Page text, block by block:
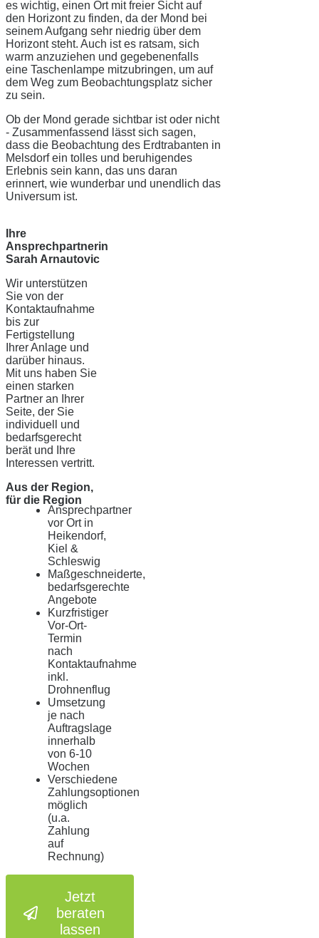
es wichtig, einen Ort mit freier Sicht auf
den Horizont zu finden, da der Mond bei
seinem Aufgang sehr niedrig über dem
Horizont steht. Auch ist es ratsam, sich
warm anzuziehen und gegebenenfalls
eine Taschenlampe mitzubringen, um auf
dem Weg zum Beobachtungsplatz sicher
zu sein.
Ob der Mond gerade sichtbar ist oder nicht
- Zusammenfassend lässt sich sagen,
dass die Beobachtung des Erdtrabanten in
Melsdorf ein tolles und beruhigendes
Erlebnis sein kann, das uns daran
erinnert, wie wunderbar und unendlich das
Universum ist.
Ihre
Ansprechpartnerin
Sarah Arnautovic
Wir unterstützen
Sie von der
Kontaktaufnahme
bis zur
Fertigstellung
Ihrer Anlage und
darüber hinaus.
Mit uns haben Sie
einen starken
Partner an Ihrer
Seite, der Sie
individuell und
bedarfsgerecht
berät und Ihre
Interessen vertritt.
Aus der Region,
für die Region
Ansprechpartner
vor Ort in
Heikendorf,
Kiel &
Schleswig
Maßgeschneiderte,
bedarfsgerechte
Angebote
Kurzfristiger
Vor-Ort-
Termin
nach
Kontaktaufnahme
inkl.
Drohnenflug
Umsetzung
je nach
Auftragslage
innerhalb
von 6-10
Wochen
Verschiedene
Zahlungsoptionen
möglich
(u.a.
Zahlung
auf
Rechnung)
Jetzt
beraten
lassen